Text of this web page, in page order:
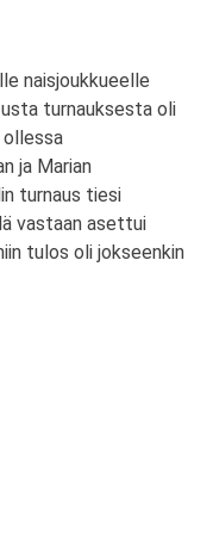
naisjoukkueelle
turnauksesta oli
ollessa
ja Marian
turnaus tiesi
vastaan asettui
tulos oli jokseenkin